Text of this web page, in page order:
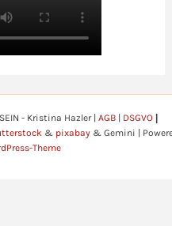
- Kristina Hazler | AGB DSGVO
& pixabay & Gemini |
Theme